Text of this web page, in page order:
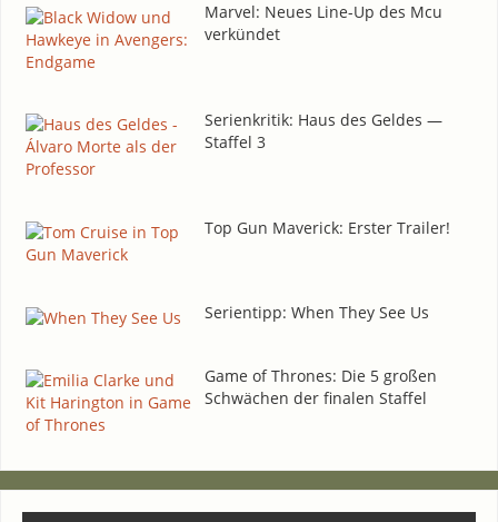
Mar­vel: Neu­es Line-Up des Mcu
verkündet
Seri­en­kri­tik: Haus des Gel­des —
Staf­fel 3
Top Gun Maverick: Ers­ter Trailer!
Seri­en­tipp: When They See Us
Game of Thro­nes: Die 5 gro­ßen
Schwä­chen der fina­len Staffel